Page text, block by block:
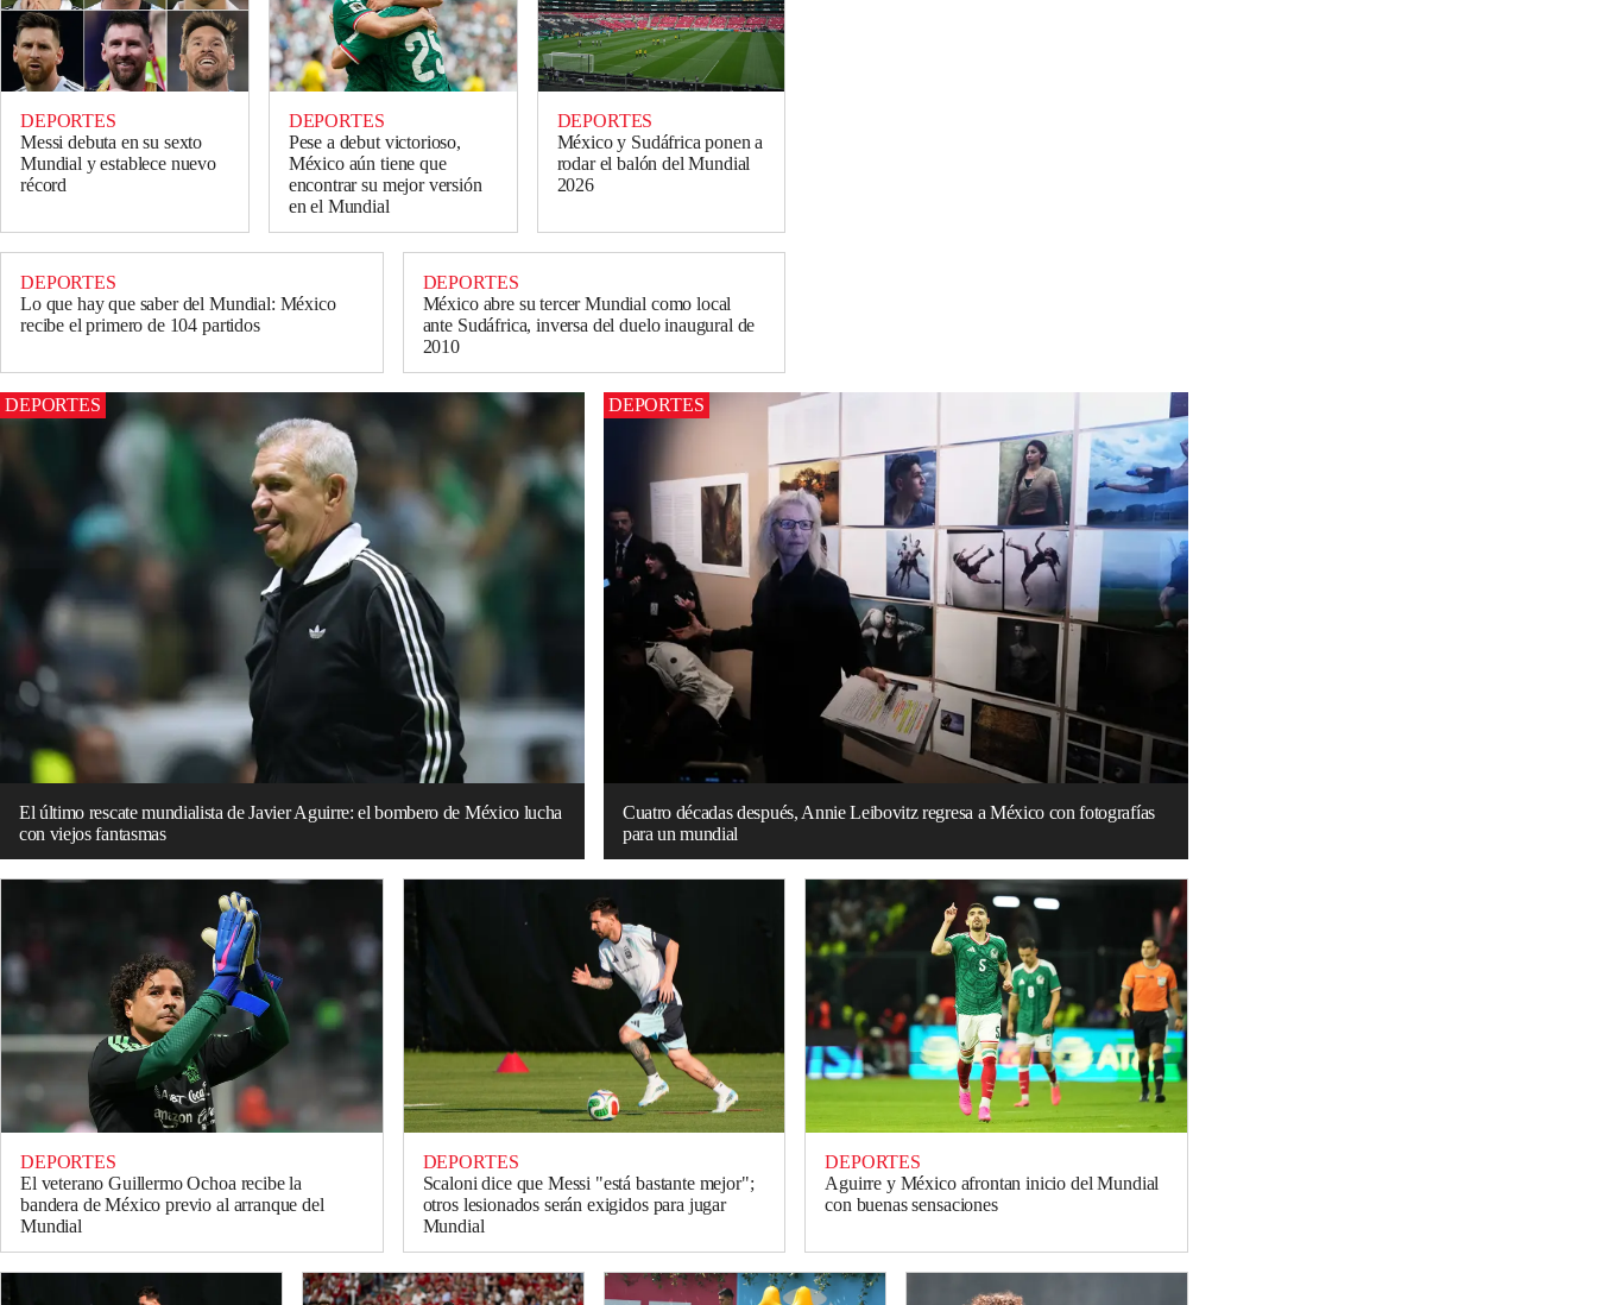
DEPORTES
Messi debuta en su sexto
Mundial y establece nuevo
récord
DEPORTES
Pese a debut victorioso,
México aún tiene que
encontrar su mejor versión
en el Mundial
DEPORTES
México y Sudáfrica ponen a
rodar el balón del Mundial
2026
DEPORTES
Lo que hay que saber del Mundial: México
recibe el primero de 104 partidos
DEPORTES
México abre su tercer Mundial como local
ante Sudáfrica, inversa del duelo inaugural de
2010
DEPORTES
El último rescate mundialista de Javier Aguirre: el bombero de México lucha
con viejos fantasmas
DEPORTES
Cuatro décadas después, Annie Leibovitz regresa a México con fotografías
para un mundial
DEPORTES
El veterano Guillermo Ochoa recibe la
bandera de México previo al arranque del
Mundial
DEPORTES
Scaloni dice que Messi "está bastante mejor";
otros lesionados serán exigidos para jugar
Mundial
DEPORTES
Aguirre y México afrontan inicio del Mundial
con buenas sensaciones